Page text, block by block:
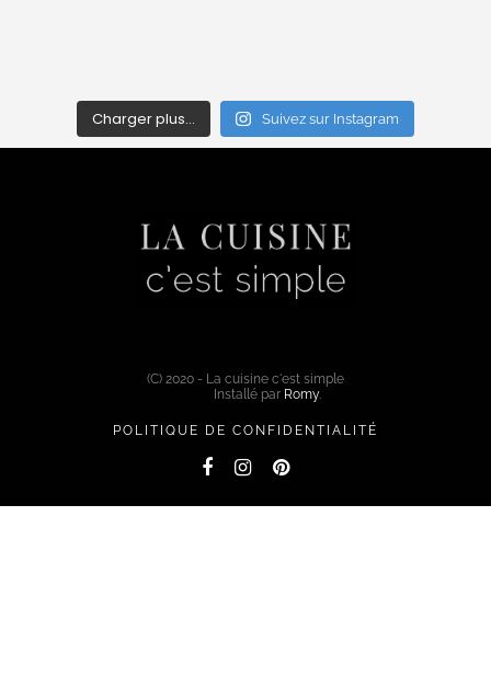
Charger plus… Suivez sur Instagram
(C) 2020 - La cuisine c'est simple
Installé par Romy.
POLITIQUE DE CONFIDENTIALITÉ